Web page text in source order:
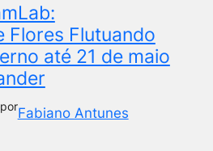
Flores Flutuando
até 21 de maio
porFabiano Antunes